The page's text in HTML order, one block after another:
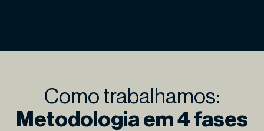
Como trabalhamos:
Metodologia em 4 fases